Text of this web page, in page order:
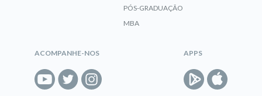
PÓS-GRADUAÇÃO
MBA
ACOMPANHE-NOS APPS